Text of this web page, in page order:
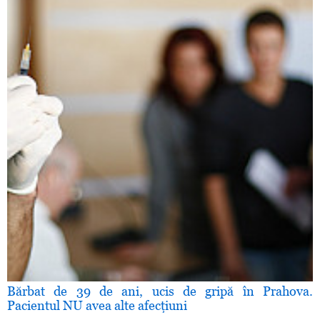
Bărbat de 39 de ani, ucis de gripă în Prahova.
Pacientul NU avea alte afecţiuni